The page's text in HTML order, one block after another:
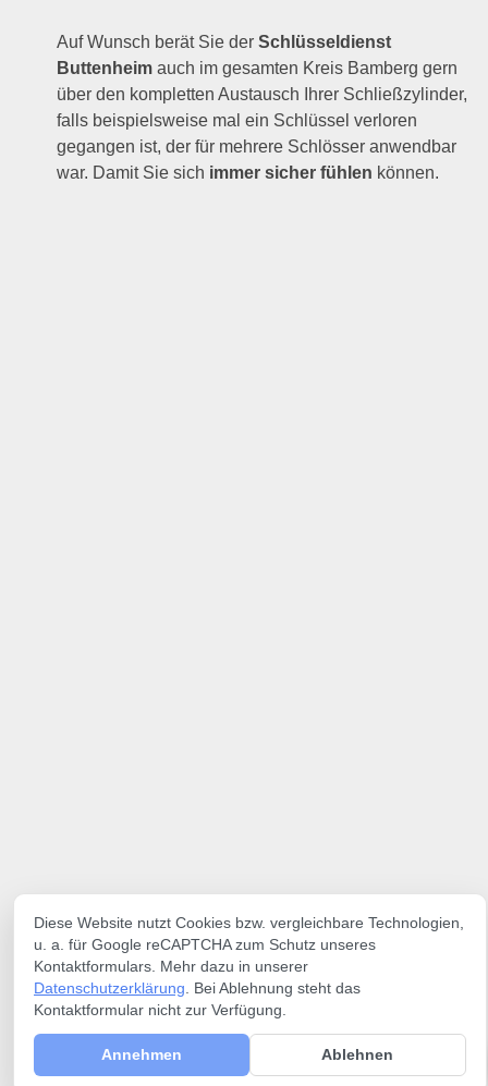
Auf Wunsch berät Sie derSchlüsseldienst
Buttenheim auch im gesamten Kreis Bamberg gern
über den kompletten Austausch Ihrer Schließzylinder,
falls beispielsweise mal ein Schlüssel verloren
gegangen ist, der für mehrere Schlösser anwendbar
war. Damit Sie sich immer sicher fühlen können.
Diese Website nutzt Cookies bzw. vergleichbare Technologien,
u. a. für Google reCAPTCHA zum Schutz unseres
Kontaktformulars. Mehr dazu in unserer
Datenschutzerklärung . Bei Ablehnung steht das
Kontaktformular nicht zur Verfügung.
Annehmen Ablehnen